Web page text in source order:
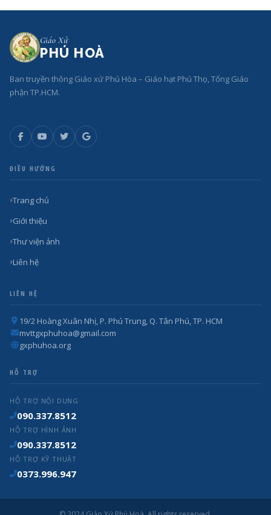
Giáo Xứ
PHÚ HOÀ
Ban truyền thông Giáo xứ Phú Hòa – Giáo hạt Phú Thọ, Tổng Giáo
phận TP.HCM.
ĐIỀU HƯỚNG
Trang chủ
Giới thiệu
Thư viện ảnh
Liên hệ
LIÊN HỆ
19/2 Hoàng Xuân Nhị, P. Phú Trung, Q. Tân Phú, TP. HCM
mvttgxphuhoa@gmail.com
gxphuhoa.org
HỖ TRỢ
HỖ TRỢ NỘI DUNG
090.337.8512
HỖ TRỢ HÌNH ẢNH
090.337.8512
HỖ TRỢ KỸ THUẬT
0373.996.947